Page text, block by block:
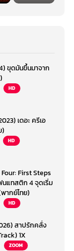
ขุดมันขึ้นมาจาก
HD
เดอะ ครีเอ
)
HD
First Steps
นแทสติก 4 จุดเริ่ม
ากย์ไทย)
HD
สาปรักคลั่ง
1X
ZOOM